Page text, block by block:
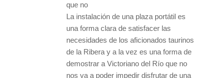
que no
La instalación de una plaza portátil es
una forma clara de satisfacer las
necesidades de los aficionados taurinos
de la Ribera y a la vez es una forma de
demostrar a Victoriano del Río que no
nos va a poder impedir disfrutar de una